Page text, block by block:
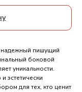
надежный пишущий
боковой
уникальности.
эстетически
для тех, кто ценит